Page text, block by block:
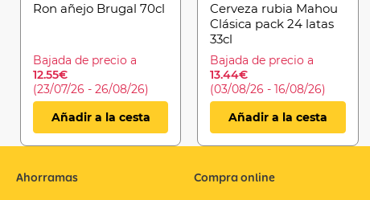
Ron añejo Brugal 70cl
Bajada de precio a
12.55€
(23/07/26 - 26/08/26)
Añadir a la cesta
Cerveza rubia Mahou
Clásica pack 24 latas
33cl
Bajada de precio a
13.44€
(03/08/26 - 16/08/26)
Añadir a la cesta
Ahorramas Compra online